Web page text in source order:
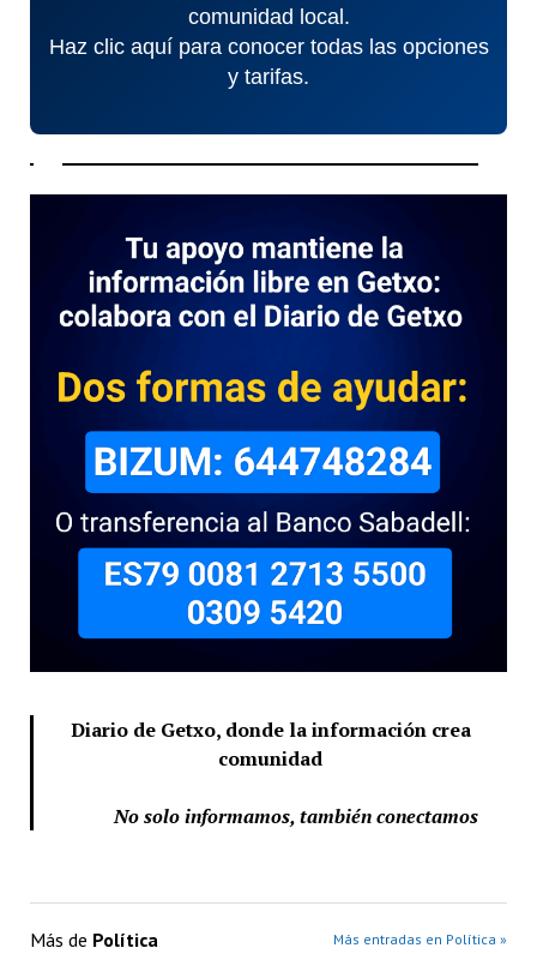
comunidad local.
Haz clic aquí para conocer todas las opciones
y tarifas.
Diario de Getxo, donde la información crea
comunidad
No solo informamos, también conectamos
Más de Política Más entradas en Política »